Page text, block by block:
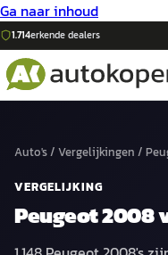
Ga naar inhoud
1.714erkende dealers
Auto's/ Vergelijkingen /
VERGELIJKING
Peugeot 2008